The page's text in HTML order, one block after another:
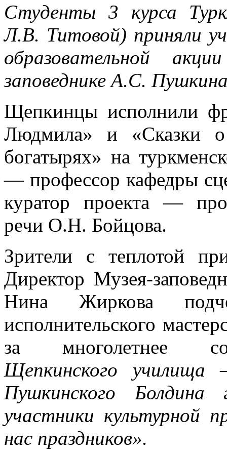
Студенты 3 курса
Л.В. Титовой) приняли
образовательной
заповеднике А.С.
Щепкинцы исполнили
Людмила» и «Сказки
богатырях» на
— профессор кафедры
куратор проекта —
речи О.Н. Бойцова.
Зрители с теплотой
Директор Музея-
Нина Жиркова
исполнительского
за многолетнее
Щепкинского
Пушкинского
участники культурной
нас праздников».